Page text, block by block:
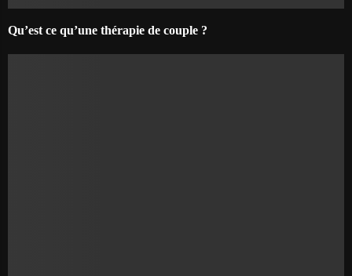
Qu’est ce qu’une thérapie de couple ?